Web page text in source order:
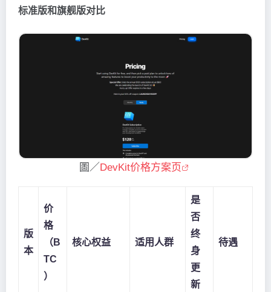
标准版和旗舰版对比
圖／DevKit价格方案页
版
本
价
格
（B
TC
）
核心权益 适用人群
是
否
终
身
更
新
待遇